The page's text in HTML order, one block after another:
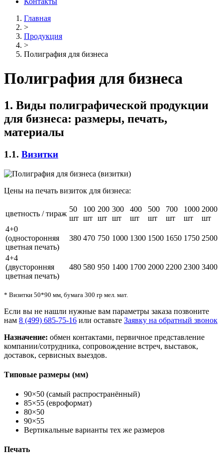
Главная
>
Продукция
>
Полиграфия для бизнеса
Полиграфия для бизнеса
1. Виды полиграфической продукции
для бизнеса: размеры, печать,
материалы
1.1. Визитки
Цены на печать визиток для бизнеса:
цветность / тираж
50
шт
100
шт
200
шт
300
шт
400
шт
500
шт
700
шт
1000
шт
2000
шт
4+0
(односторонняя
цветная печать)
380 470 750 1000 1300 1500 1650 1750 2500
4+4
(двусторонняя
цветная печать)
480 580 950 1400 1700 2000 2200 2300 3400
* Визитки 50*90 мм, бумага 300 гр мел. мат.
Если вы не нашли нужные вам параметры заказа позвоните
нам 8 (499) 685-75-16 или оставьте Заявку на обратный звонок
Назначение: обмен контактами, первичное представление
компании/сотрудника, сопровождение встреч, выставок,
доставок, сервисных выездов.
Типовые размеры (мм)
90×50 (самый распространённый)
85×55 (евроформат)
80×50
90×55
Вертикальные варианты тех же размеров
Печать